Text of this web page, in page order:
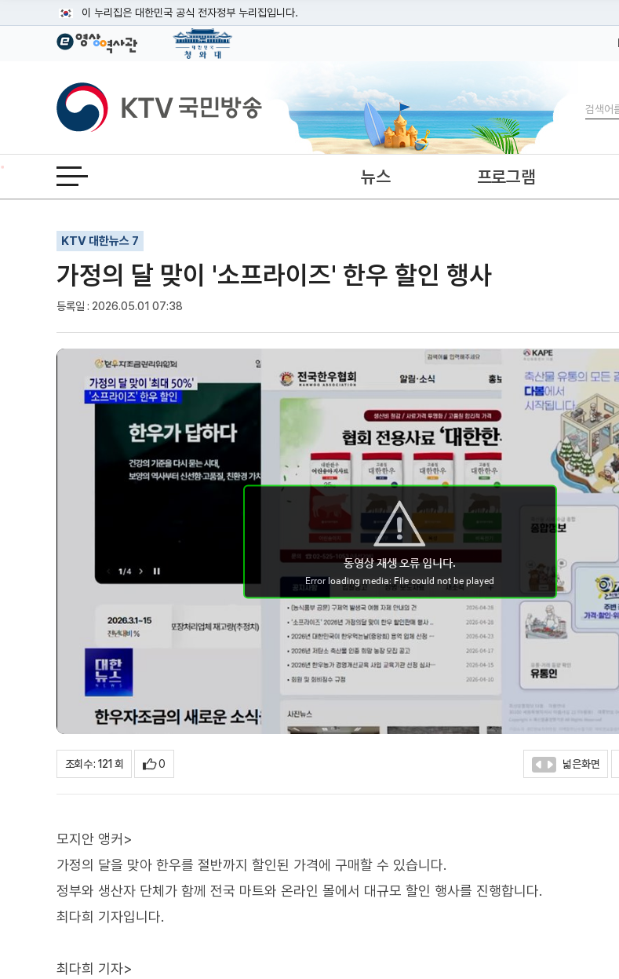
이 누리집은 대한민국 공식 전자정부 누리집입니다.
공식 누리집 주소 확인하기
이밖에 or.kr 또는 .kr등 다른 도메인 주소를 사용하고 있다면 아래 URL에서 도메인 주소를 확인해 보세요
운영중인 공식 누리집보기
KTV국민방송
검색
전체메뉴 열기 뉴스 프로그램
KTV 대한뉴스 7
가정의 달 맞이 '소프라이즈' 한우 할인 행사
등록일 : 2026.05.01 07:38
기사인쇄
글자확대
글자축소
조회수 : 121 회 0 넓은화면
모지안 앵커>
가정의 달을 맞아 한우를 절반까지 할인된 가격에 구매할 수 있습니다.
정부와 생산자 단체가 함께 전국 마트와 온라인 몰에서 대규모 할인 행사를 진행합니다.
최다희 기자입니다.
최다희 기자>